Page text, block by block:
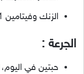
الزنك وفيتامين B1 تشارك في تنظيم التوازن العصبي
الجرعة :
حبتين في